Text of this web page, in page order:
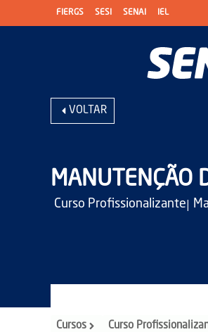
FIERGS SESI SENAI IEL
VOLTAR
MANUTENÇÃO
Curso Profissionalizante|
Cursos Curso